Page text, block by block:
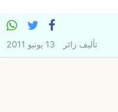
تأليف زائر 13 يونيو 2011